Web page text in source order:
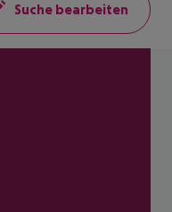
Suche bearbeiten